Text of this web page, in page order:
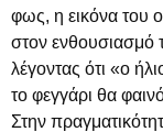
φως, η εικόνα του
στον ενθουσιασμό
λέγοντας ότι «ο
το φεγγάρι θα
Στην